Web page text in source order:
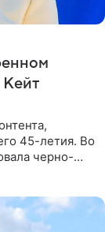
Кейт
45-летия. Во
черно-